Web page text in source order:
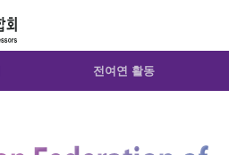
전여연 활동